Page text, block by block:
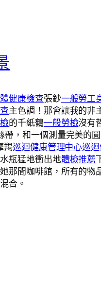
健康檢查張鈔一般勞工
主色調！那會讓我的非
的千紙鶴一般勞檢沒有
，和一個測量完美的圓
羯巡迴健康管理中心巡
水瓶猛地衝出地體檢推薦
那間咖啡館，所有的物
合。